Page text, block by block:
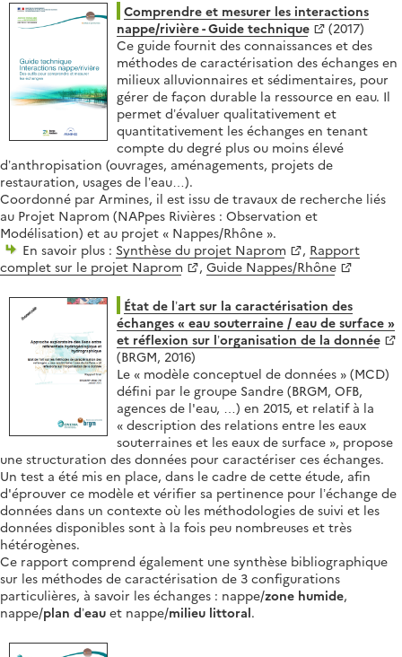
Comprendre et mesurer les interactions
nappe/rivière - Guide technique
(2017)
Ce guide fournit des connaissances et des
méthodes de caractérisation des échanges en
milieux alluvionnaires et sédimentaires, pour
gérer de façon durable la ressource en eau. Il
permet d’évaluer qualitativement et
quantitativement les échanges en tenant
compte du degré plus ou moins élevé
d’anthropisation (ouvrages, aménagements, projets de
restauration, usages de l’eau…).
Coordonné par Armines, il est issu de travaux de recherche liés
au Projet Naprom (NAPpes Rivières : Observation et
Modélisation) et au projet « Nappes/Rhône ».
En savoir plus : Synthèse du projet Naprom , Rapport
complet sur le projet Naprom
, Guide Nappes/Rhône
État de l’art sur la caractérisation des
échanges « eau souterraine / eau de surface »
et réflexion sur l’organisation de la donnée
(BRGM, 2016)
Le « modèle conceptuel de données » (MCD)
défini par le groupe Sandre (BRGM, OFB,
agences de l'eau, …) en 2015, et relatif à la
« description des relations entre les eaux
souterraines et les eaux de surface », propose
une structuration des données pour caractériser ces échanges.
Un test a été mis en place, dans le cadre de cette étude, afin
d'éprouver ce modèle et vérifier sa pertinence pour l’échange de
données dans un contexte où les méthodologies de suivi et les
données disponibles sont à la fois peu nombreuses et très
hétérogènes.
Ce rapport comprend également une synthèse bibliographique
sur les méthodes de caractérisation de 3 configurations
particulières, à savoir les échanges : nappe/zone humide,
nappe/plan d’eau et nappe/milieu littoral.